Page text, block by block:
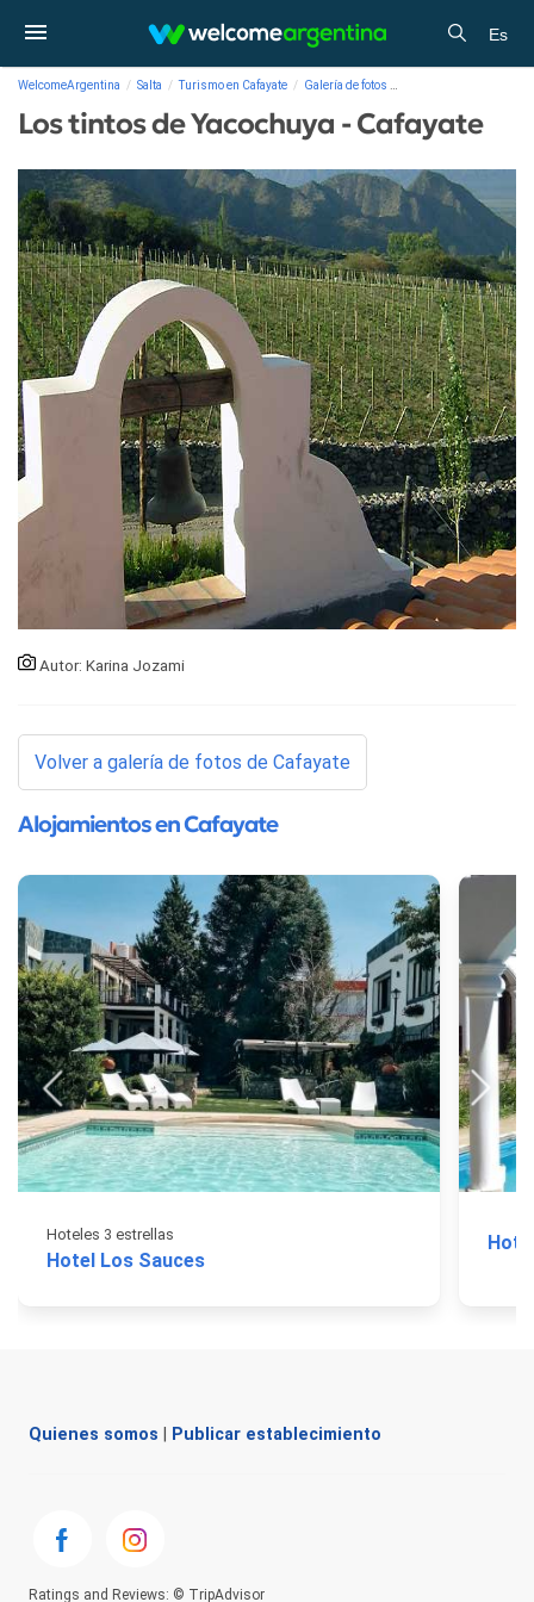
Es
WelcomeArgentina Salta Turismo en Cafayate Galería de fotos
Los tintos de Yacochuya - Cafayate
Autor: Karina Jozami
Volver a galería de fotos de Cafayate
Alojamientos en Cafayate
Hoteles 3 estrellas
Hotel Los Sauces
Quienes somos Publicar establecimiento
Ratings and Reviews: © TripAdvisor